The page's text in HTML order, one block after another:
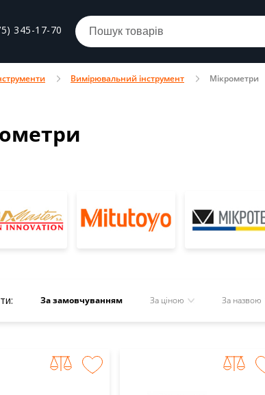
345-17-70
Вимірювальний інструмент Мікрометри
За замовчуванням За ціною За назвою